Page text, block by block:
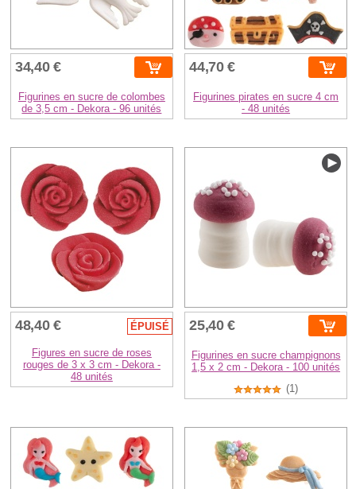
34,40 €
Figurines en sucre de colombes
de 3,5 cm - Dekora - 96 unités
44,70 €
Figurines pirates en sucre 4 cm
- 48 unités
48,40 € ÉPUISÉ
Figures en sucre de roses
rouges de 3 x 3 cm - Dekora -
48 unités
25,40 €
Figurines en sucre champignons
1,5 x 2 cm - Dekora - 100 unités
(1)